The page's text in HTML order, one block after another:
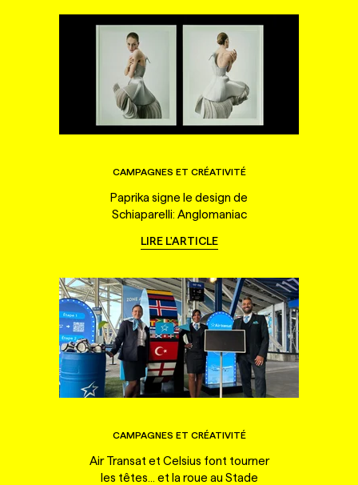
CAMPAGNES ET CRÉATIVITÉ
Paprika signe le design de
Schiaparelli: Anglomaniac
LIRE L'ARTICLE
CAMPAGNES ET CRÉATIVITÉ
Air Transat et Celsius font tourner
les têtes... et la roue au Stade